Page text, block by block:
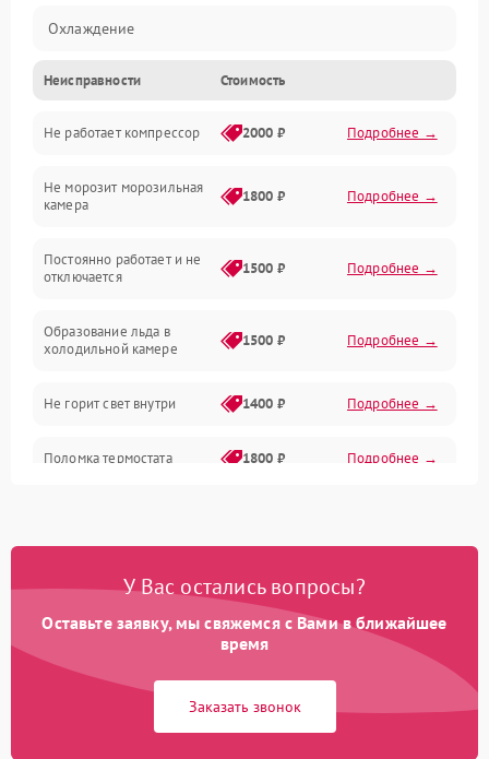
Охлаждение
Механика
Электропитание
Дренаж
Неисправности Стоимость
Не работает компрессор 2000 ₽ Подробнее →
Не морозит морозильная
камера
1800 ₽ Подробнее →
Постоянно работает и не
отключается
1500 ₽ Подробнее →
Образование льда в
холодильной камере
1500 ₽ Подробнее →
Не горит свет внутри 1400 ₽ Подробнее →
Поломка термостата 1800 ₽ Подробнее →
Образование конденсата
1800 ₽ Подробнее →
Сбой в работе инвертора
У Вас остались вопросы?
Оставьте заявку, мы свяжемся с Вами в ближайшее
время
Заказать звонок